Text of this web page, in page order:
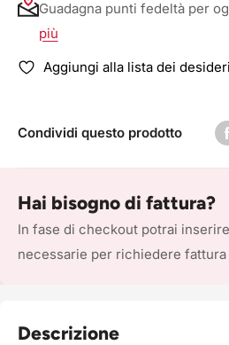
Guadagna punti fedeltà per
più
Aggiungi alla lista dei desideri
Condividi questo prodotto
Hai bisogno di fattura?
In fase di checkout potrai
necessarie per richiedere
Descrizione